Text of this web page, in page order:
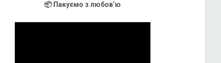
📦 Пакуємо з любов’ю